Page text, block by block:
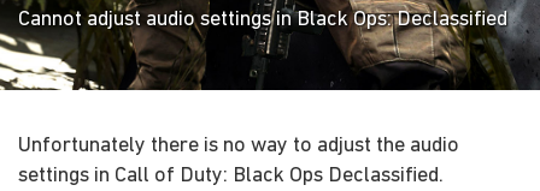
Cannot adjust audio settings in Black Ops: Declassified
Unfortunately there is no way to adjust the audio
settings in Call of Duty: Black Ops Declassified.